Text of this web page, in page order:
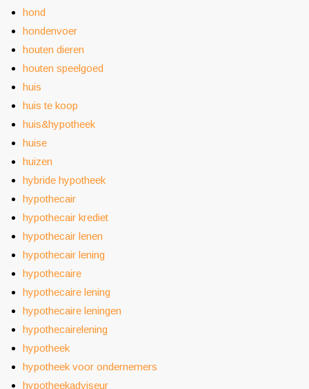
hond
hondenvoer
houten dieren
houten speelgoed
huis
huis te koop
huis&hypotheek
huise
huizen
hybride hypotheek
hypothecair
hypothecair krediet
hypothecair lenen
hypothecair lening
hypothecaire
hypothecaire lening
hypothecaire leningen
hypothecairelening
hypotheek
hypotheek voor ondernemers
hypotheekadviseur